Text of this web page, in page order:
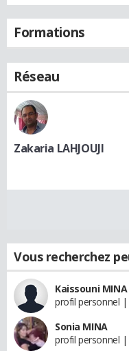
Formations
Réseau
Zakaria LAHJOUJI
Vous recherchez
Kaissouni MINA
profil personnel |
Sonia MINA
profil personnel |